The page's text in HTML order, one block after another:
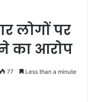
लोगों पर
का आरोप
77 Less than a minute